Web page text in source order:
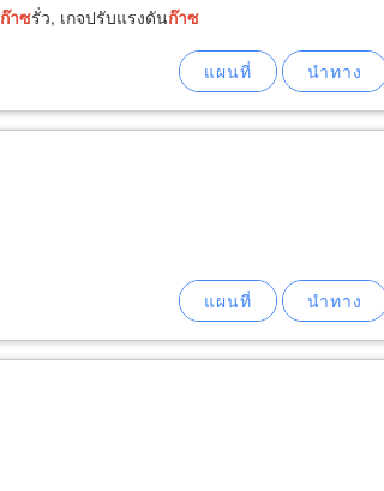
ก๊าซรั่ว, เกจปรับแรงดันก๊าซ